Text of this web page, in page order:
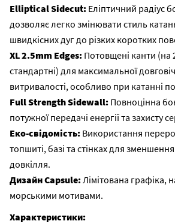
Elliptical Sidecut: Еліптичний радіус
дозволяє легко змінювати стиль
швидкісних дуг до різких коротких
XL 2.5mm Edges: Потовщені канти (на
стандартні) для максимальної
витривалості, особливо при катанні
Full Strength Sidewall: Повноцінна
потужної передачі енергії та захисту
Еко-свідомість: Використання
топшиті, базі та стінках для
довкілля.
Дизайн Capsule:Лімітована графіка,
морськими мотивами.
Характеристики: